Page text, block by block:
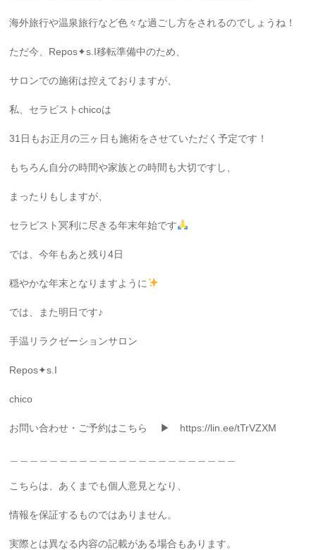
海外旅行や温泉旅行など色々な過ごし方をされるのでしょうね！
ただ今、Repos✦s.I移転準備中のため、
サロンでの施術は控えておりますが、
私、セラピストchicoは
31日もお正月の三ヶ日も施術をさせていただく予定です！
もちろん自分の時間や家族との時間も大切ですし、
まったりもしますが、
セラピスト冥利に尽きる年末年始です
では、今年もあと残り4日
穏やかな年末となりますように
では、また明日です♪
手温リラクゼーションサロン
Repos✦s.I
chico
お問い合わせ・ご予約はこちら ▶ https://lin.ee/tTrVZXM
こちらは、あくまでも個人意見となり、
情報を保証するものではありません。
実際とは異なる内容の記載がある場合もあります。